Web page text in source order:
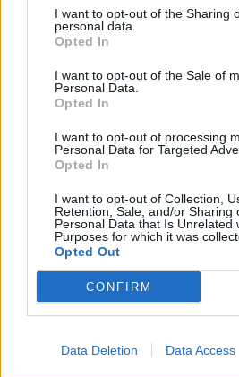
I want to opt-out of the Sharing
personal data.
Opted In
I want to opt-out of the Sale of
Personal Data.
Opted In
I want to opt-out of processing
Personal Data for Targeted
Opted In
I want to opt-out of Collection,
Retention, Sale, and/or Sharing
Personal Data that Is Unrelated
Purposes for which it was
Opted Out
CONFIRM
Data Deletion Data Access
Ο Πιτσίλκας παίζει για
Έκατσα να δω το ματς
Πιστεύοντας ότι θα δω ένα
αυτό συνεπάγεται.
24 Μαΐου 2023 14:57